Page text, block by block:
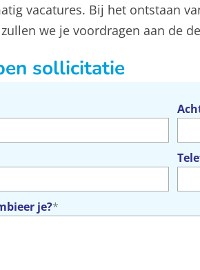
vacatures. Bij het ontstaan
we je voordragen aan de
sollicitatie
je?*